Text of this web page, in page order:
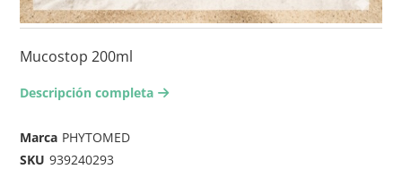
Mucostop 200ml
Descripción completa arrow-right2
Marca PHYTOMED
SKU 939240293